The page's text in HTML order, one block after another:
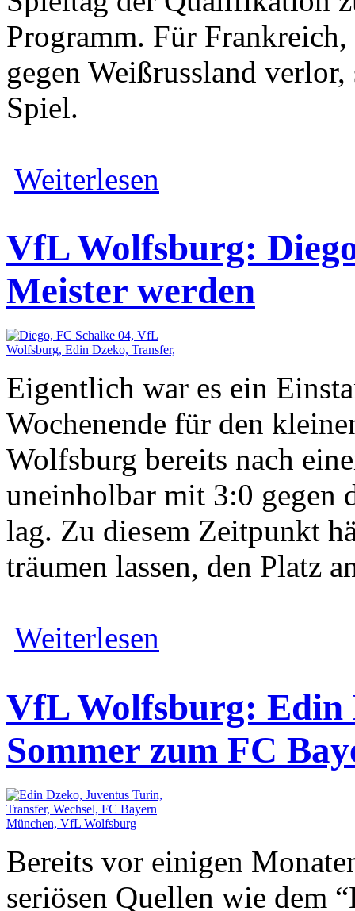
Programm. Für Frankreich,
gegen Weißrussland
Spiel.
Weiterlesen
VfL Wolfsburg:
Meister werden
Eigentlich war es ein
Wochenende für den
Wolfsburg bereits nach
uneinholbar mit 3:0 gegen
lag. Zu diesem Zeitpunkt
träumen lassen, den Platz
Weiterlesen
VfL Wolfsburg: Edin
Sommer zum FC
Bereits vor einigen
seriösen Quellen wie dem